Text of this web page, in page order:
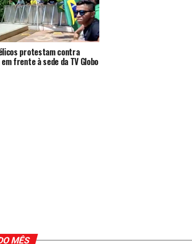
protestam contra
frente à sede da TV Globo
MÊS